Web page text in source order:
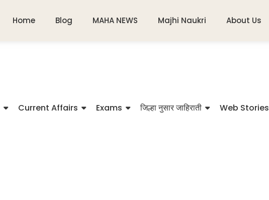
Home Blog MAHA NEWS Majhi Naukri About Us
Current Affairs Exams जिल्हा नुसार जाहिराती Web Stories